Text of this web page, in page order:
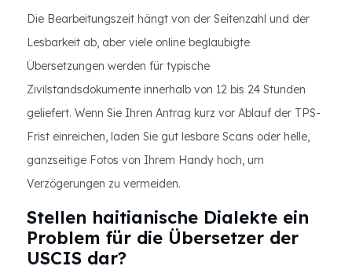
Die Bearbeitungszeit hängt von der Seitenzahl und der
Lesbarkeit ab, aber viele online beglaubigte
Übersetzungen werden für typische
Zivilstandsdokumente innerhalb von 12 bis 24 Stunden
geliefert. Wenn Sie Ihren Antrag kurz vor Ablauf der TPS-
Frist einreichen, laden Sie gut lesbare Scans oder helle,
ganzseitige Fotos von Ihrem Handy hoch, um
Verzögerungen zu vermeiden.
Stellen haitianische Dialekte ein
Problem für die Übersetzer der
USCIS dar?